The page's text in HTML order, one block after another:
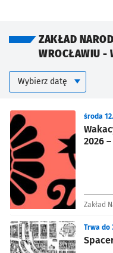
ZAKŁAD
WROCŁAWIU -
Kalendarium
Wybierz datę
2026
środa
Zakład
Trwa do